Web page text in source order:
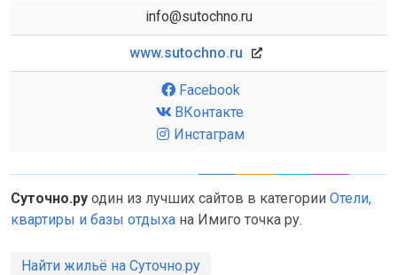
info@sutochno.ru
www.sutochno.ru
Facebook
ВКонтакте
Инстаграм
Суточно.ру один из лучших сайтов в категории Отели,
квартиры и базы отдыха на Имиго точка ру.
Найти жильё на Суточно.ру